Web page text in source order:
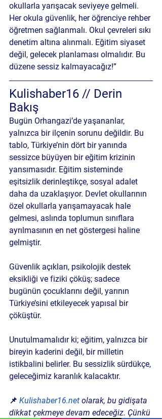
okullarla yarışacak seviyeye gelmeli.
Her okula güvenlik, her öğrenciye rehber
öğretmen sağlanmalı. Okul çevreleri sıkı
denetim altına alınmalı. Eğitim siyaset
değil, gelecek planlaması olmalıdır. Bu
düzene sessiz kalmayacağız!”
Kulishaber16 // Derin
Bakış
Bugün Orhangazi’de yaşananlar,
yalnızca bir ilçenin sorunu değildir. Bu
tablo, Türkiye’nin dört bir yanında
sessizce büyüyen bir eğitim krizinin
yansımasıdır. Eğitim sisteminde
eşitsizlik derinleştikçe, sosyal adalet
daha da uzaklaşıyor. Devlet okullarının
özel okullarla yarışamayacak hale
gelmesi, aslında toplumun sınıflara
ayrılmasının en net göstergesi haline
gelmiştir.
Güvenlik açıkları, psikolojik destek
eksikliği ve fiziki çöküş; sadece
bugünün çocuklarını değil, yarının
Türkiye’sini etkileyecek yapısal bir
çöküştür.
Unutulmamalıdır ki; eğitim, yalnızca bir
bireyin kaderini değil, bir milletin
istikbalini belirler. Bu sessizlik sürdükçe,
geleceğimiz karanlık kalacaktır.
📌 Kulishaber16.net olarak, bu gidişata
dikkat çekmeye devam edeceğiz. Çünkü